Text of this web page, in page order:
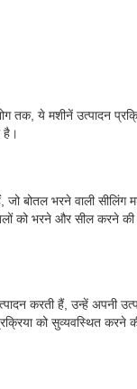
तक, ये मशीनें उत्पादन
है।
जो बोतल भरने वाली
को भरने और सील करने
करती हैं, उन्हें अपनी
को सुव्यवस्थित करने